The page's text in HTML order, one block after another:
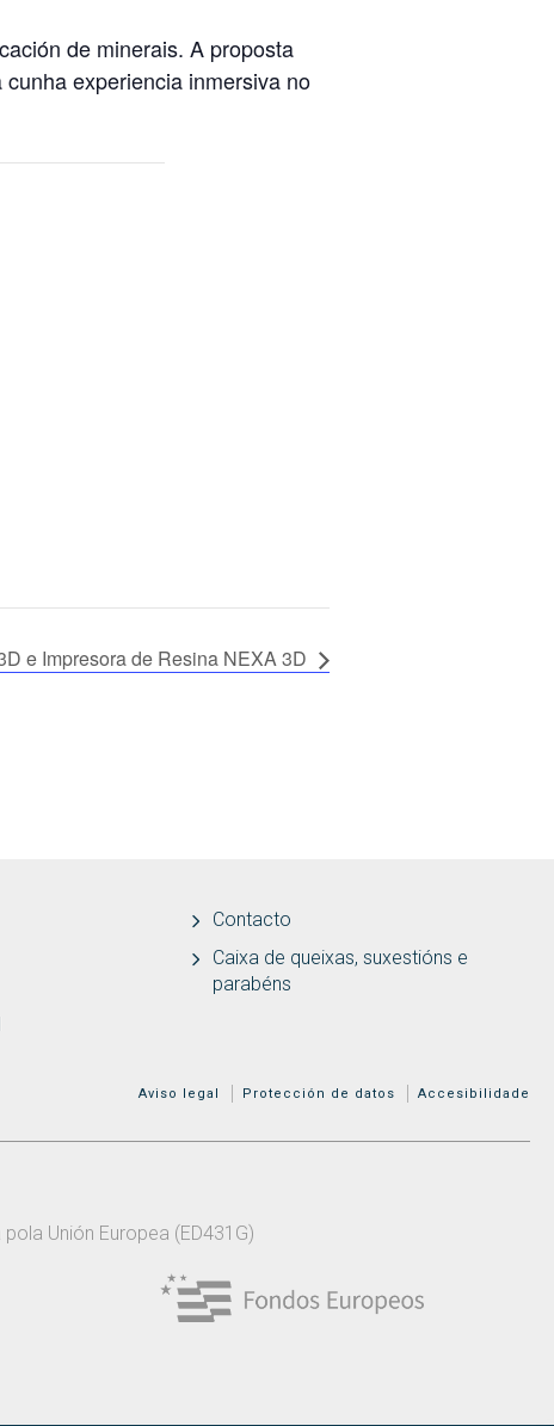
de minerais. A proposta
experiencia inmersiva no
e Impresora de Resina NEXA 3D
Contacto
Caixa de queixas, suxestións e
parabéns
MENÚ ADICIONAL
Aviso legal Protección de datos Accesibilidade
Unión Europea (ED431G)